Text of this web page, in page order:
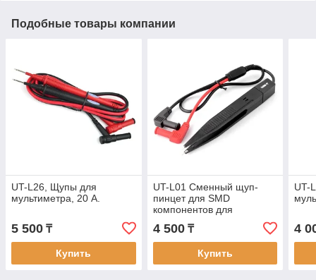
Подобные товары компании
UT-L26, Щупы для
мультиметра, 20 А.
5 500 ₸
Купить
UT-L01 Сменный щуп-
пинцет для SMD
компонентов для
4 500₸
Купить
UT-
4